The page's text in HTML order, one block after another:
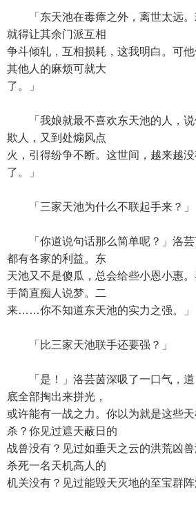
「东天池在毒瘴之外，离世太远。
就得让其余门派互相
争斗倾轧，互相损耗，这我明白。可他
其他人的麻烦可就大
了。」
「我娘就最不喜欢东天池的人，说
欺人，又到处煽风点
火，引得纷争不断。这世间，越来越
了。」
「三家天池为什么不联起手来？」
「你道说句话那么简单呢？」洛芸
都有各家的利益。东
天池又不是傻瓜，总会给些小恩小惠
手简直痴人说梦。二
来……你不知道东天池的实力之强。」
「比三家天池联手还要强？」
「是！」洛芸茵深吸了一口气，道
底全部掏出来拼光，
或许能有一战之力。你以为就是这些
杀？你见过遮天蔽日的
战兽没有？见过如垂天之云的洪荒凶
杀死一名天机高人的
机关没有？见过能毁天灭地的至宝群阵